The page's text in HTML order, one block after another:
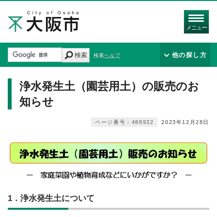
メニュー
検索 検索ヘルプ 他の探し方
浄水発生土（園芸用土）の販売のお
知らせ
2023年12月28日
ページ番号：488932
1．浄水発生土について